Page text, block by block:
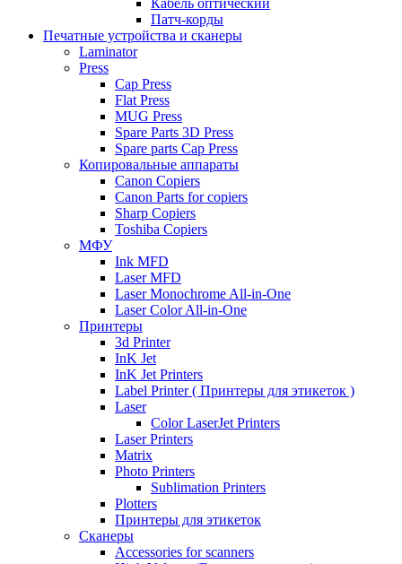
Кабель оптический
Патч-корды
Печатные устройства и сканеры
Laminator
Press
Cap Press
Flat Press
MUG Press
Spare Parts 3D Press
Spare parts Cap Press
Копировальные аппараты
Canon Copiers
Canon Parts for copiers
Sharp Copiers
Toshiba Copiers
МФУ
Ink MFD
Laser MFD
Laser Monochrome All-in-One
Laser Color All-in-One
Принтеры
3d Printer
InK Jet
InK Jet Printers
Label Printer ( Принтеры для этикеток )
Laser
Color LaserJet Printers
Laser Printers
Matrix
Photo Printers
Sublimation Printers
Plotters
Принтеры для этикеток
Сканеры
Accessories for scanners